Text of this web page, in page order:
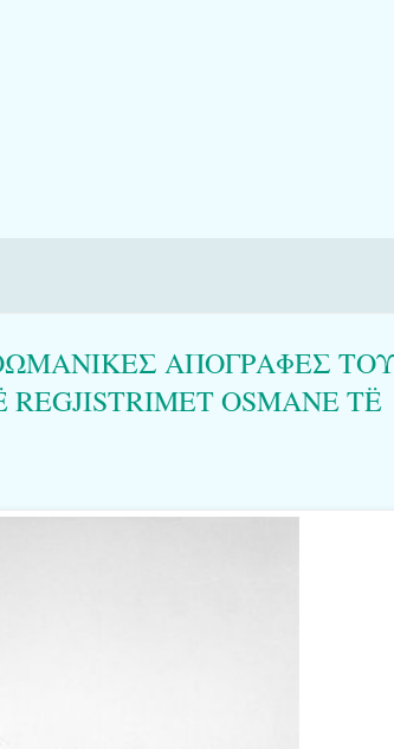
ΑΠΟΓΡΑΦΕΣ
OSMANE TË